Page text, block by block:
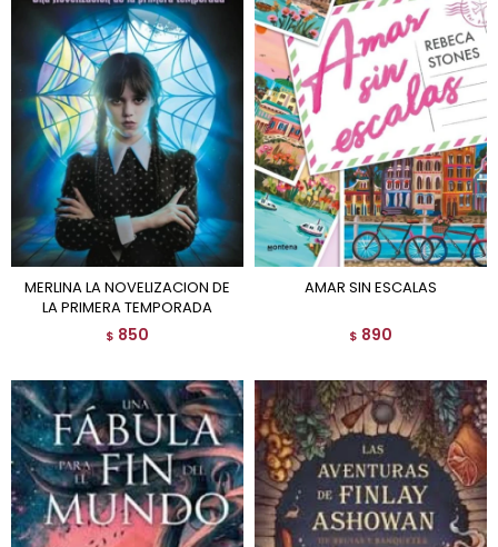
MERLINA LA NOVELIZACION DE
LA PRIMERA TEMPORADA
$ 850
AMAR SIN ESCALAS
$ 890